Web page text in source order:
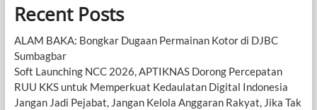
Recent Posts
ALAM BAKA: Bongkar Dugaan Permainan Kotor di DJBC
Sumbagbar
Soft Launching NCC 2026, APTIKNAS Dorong Percepatan
RUU KKS untuk Memperkuat Kedaulatan Digital Indonesia
Jangan Jadi Pejabat, Jangan Kelola Anggaran Rakyat, Jika Tak